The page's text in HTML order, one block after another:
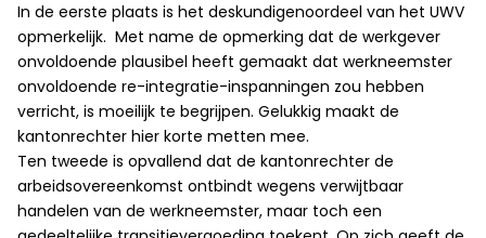
In de eerste plaats is het deskundigenoordeel van het UWV
opmerkelijk. Met name de opmerking dat de werkgever
onvoldoende plausibel heeft gemaakt dat werkneemster
onvoldoende re-integratie-inspanningen zou hebben
verricht, is moeilijk te begrijpen. Gelukkig maakt de
kantonrechter hier korte metten mee.
Ten tweede is opvallend dat de kantonrechter de
arbeidsovereenkomst ontbindt wegens verwijtbaar
handelen van de werkneemster, maar toch een